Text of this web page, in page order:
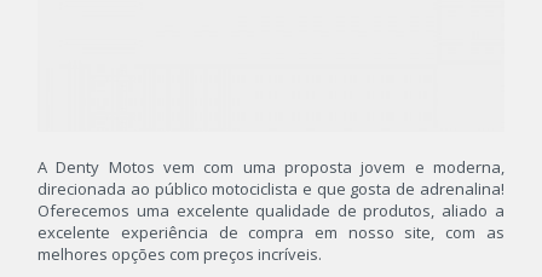
A Denty Motos vem com uma proposta jovem e moderna,
direcionada ao público motociclista e que gosta de adrenalina!
Oferecemos uma excelente qualidade de produtos, aliado a
excelente experiência de compra em nosso site, com as
melhores opções com preços incríveis.